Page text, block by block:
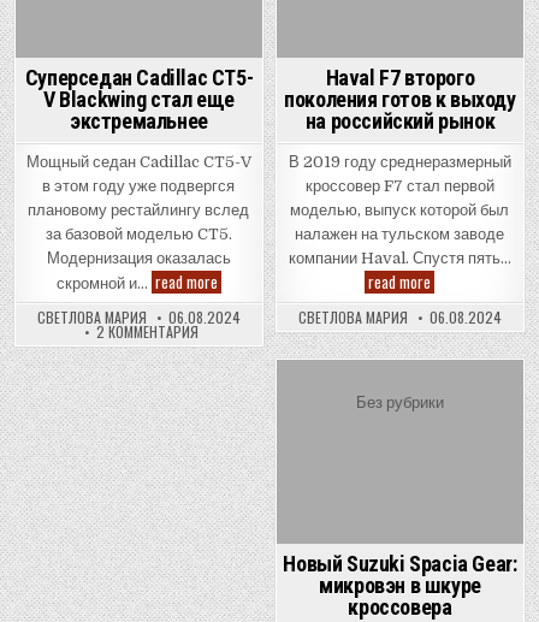
Суперседан Cadillac CT5-
V Blackwing стал еще
экстремальнее
Мощный седан Cadillac CT5-V
в этом году уже подвергся
плановому рестайлингу вслед
за базовой моделью CT5.
Модернизация оказалась
скромной и… read moreСуперседан
Cadillac
CT5-
V
Blackwing
стал
еще
экстремальнее
СВЕТЛОВА МАРИЯ 06.08.2024
2 КОММЕНТАРИЯК
ЗАПИСИ
СУПЕРСЕДАН
CADILLAC
CT5-
V
BLACKWING
СТАЛ
ЕЩЕ
ЭКСТРЕМАЛЬНЕЕ
Haval F7 второго
поколения готов к выходу
на российский рынок
В 2019 году среднеразмерный
кроссовер F7 стал первой
моделью, выпуск которой был
налажен на тульском заводе
компании Haval. Спустя пять…
read more
F7
второго
поколения
готов
к
российский
СВЕТЛОВА МАРИЯ 06.08.2024
Posted
Без рубрики
Новый Suzuki Spacia Gear:
микровэн в шкуре
кроссовера